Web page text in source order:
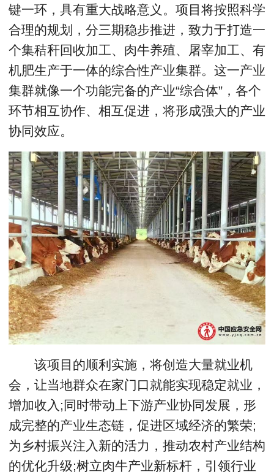
键一环，具有重大战略意义。项目将按照科学
合理的规划，分三期稳步推进，致力于打造一
个集秸秆回收加工、肉牛养殖、屠宰加工、有
机肥生产于一体的综合性产业集群。这一产业
集群就像一个功能完备的产业“综合体”，各个
环节相互协作、相互促进，将形成强大的产业
协同效应。
该项目的顺利实施，将创造大量就业机
会，让当地群众在家门口就能实现稳定就业，
增加收入;同时带动上下游产业协同发展，形
成完整的产业生态链，促进区域经济的繁荣;
为乡村振兴注入新的活力，推动农村产业结构
的优化升级;树立肉牛产业新标杆，引领行业